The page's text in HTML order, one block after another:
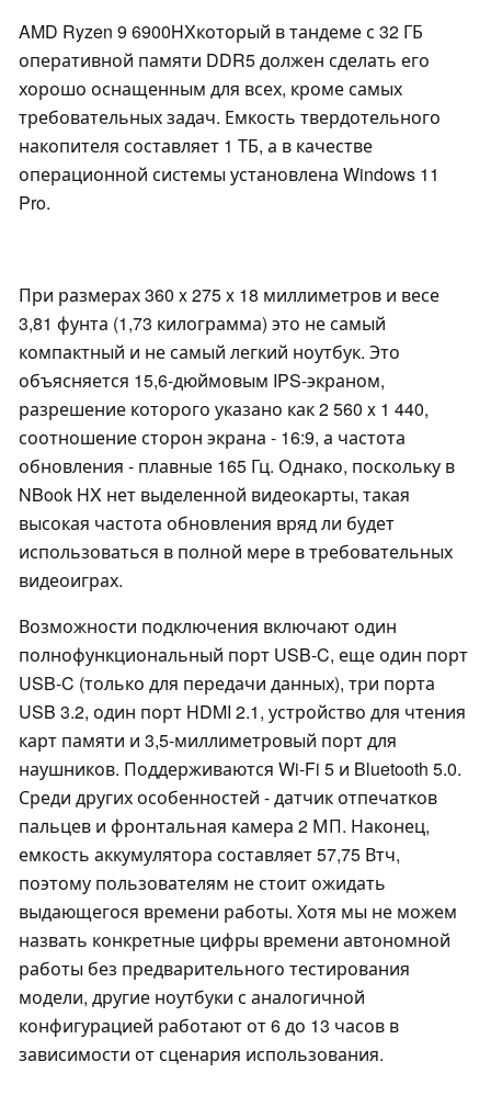
AMD Ryzen 9 6900HXкоторый в тандеме с 32 ГБ
оперативной памяти DDR5 должен сделать его
хорошо оснащенным для всех, кроме самых
требовательных задач. Емкость твердотельного
накопителя составляет 1 ТБ, а в качестве
операционной системы установлена Windows 11
Pro.
При размерах 360 x 275 x 18 миллиметров и весе
3,81 фунта (1,73 килограмма) это не самый
компактный и не самый легкий ноутбук. Это
объясняется 15,6-дюймовым IPS-экраном,
разрешение которого указано как 2 560 x 1 440,
соотношение сторон экрана - 16:9, а частота
обновления - плавные 165 Гц. Однако, поскольку в
NBook HX нет выделенной видеокарты, такая
высокая частота обновления вряд ли будет
использоваться в полной мере в требовательных
видеоиграх.
Возможности подключения включают один
полнофункциональный порт USB-C, еще один порт
USB-C (только для передачи данных), три порта
USB 3.2, один порт HDMI 2.1, устройство для чтения
карт памяти и 3,5-миллиметровый порт для
наушников. Поддерживаются Wi-Fi 5 и Bluetooth 5.0.
Среди других особенностей - датчик отпечатков
пальцев и фронтальная камера 2 МП. Наконец,
емкость аккумулятора составляет 57,75 Втч,
поэтому пользователям не стоит ожидать
выдающегося времени работы. Хотя мы не можем
назвать конкретные цифры времени автономной
работы без предварительного тестирования
модели, другие ноутбуки с аналогичной
конфигурацией работают от 6 до 13 часов в
зависимости от сценария использования.